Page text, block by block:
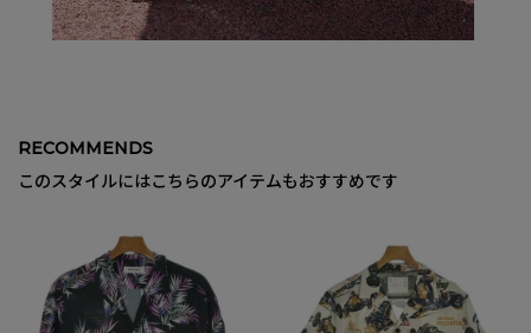
RECOMMENDS
このスタイルにはこちらのアイテムもおすすめです